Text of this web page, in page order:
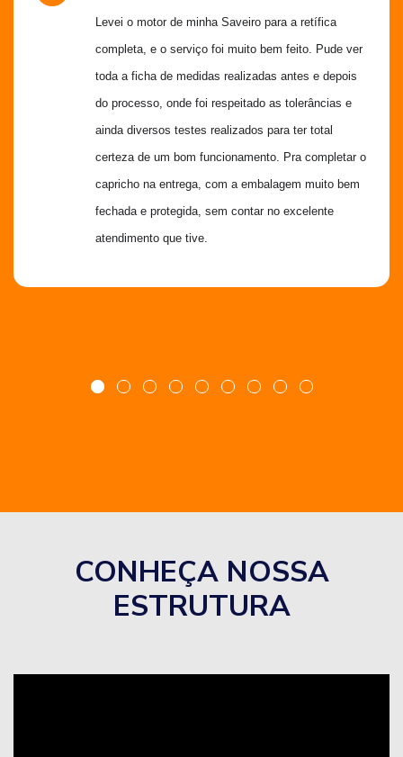
Levei o motor de minha Saveiro para a retífica
completa, e o serviço foi muito bem feito. Pude ver
toda a ficha de medidas realizadas antes e depois
do processo, onde foi respeitado as tolerâncias e
ainda diversos testes realizados para ter total
certeza de um bom funcionamento. Pra completar o
capricho na entrega, com a embalagem muito bem
fechada e protegida, sem contar no excelente
atendimento que tive.
CONHEÇA NOSSA
ESTRUTURA